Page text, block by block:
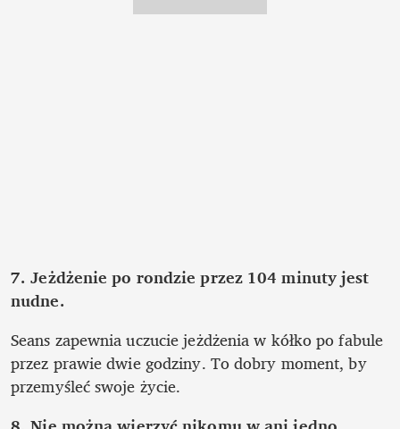
7. Jeżdżenie po rondzie przez 104 minuty jest
nudne.
Seans zapewnia uczucie jeżdżenia w kółko po fabule
przez prawie dwie godziny. To dobry moment, by
przemyśleć swoje życie.